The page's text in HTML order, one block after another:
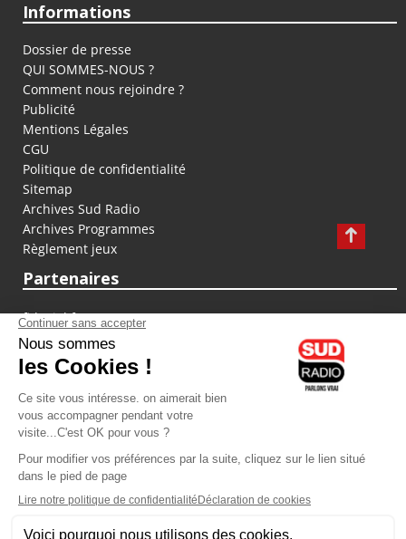
Informations
Dossier de presse
QUI SOMMES-NOUS ?
Comment nous rejoindre ?
Publicité
Mentions Légales
CGU
Politique de confidentialité
Sitemap
Archives Sud Radio
Archives Programmes
Règlement jeux
Partenaires
fiducial.fr
lyoncapitale.fr
olympique-et-lyonnais.com
L'application Iphone / Android
Téléchargez l'application
Les cookies
Gestion des cookies